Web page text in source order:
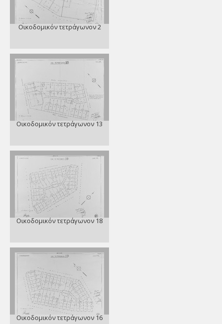
Οικοδομικόν τετράγωνον 2
Οικοδομικόν τετράγωνον 13
Οικοδομικόν τετράγωνον 18
Οικοδομικόν τετράγωνον 16